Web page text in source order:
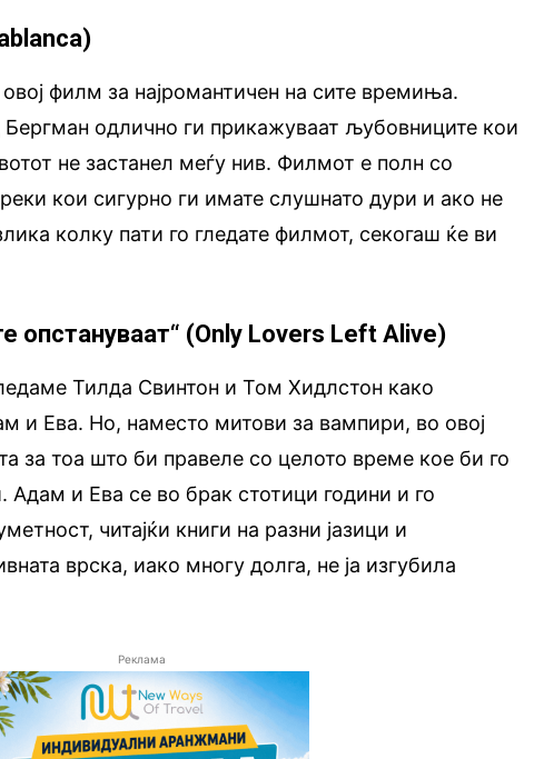
филм за најромантичен на сите времиња.
одлично ги прикажуваат љубовниците кои
не застанел меѓу нив. Филмот е полн со
кои сигурно ги имате слушнато дури и ако не
колку пати го гледате филмот, секогаш ќе ви
опстануваат“ (Only Lovers Left Alive)
Тилда Свинтон и Том Хидлстон како
и Ева. Но, наместо митови за вампири, во овој
за тоа што би правеле со целото време кое би го
и Ева се во брак стотици години и го
читајќи книги на разни јазици и
врска, иако многу долга, не ја изгубила
Реклама